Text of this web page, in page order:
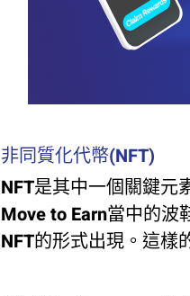
非同質化代幣(NFT)
NFT是其中一個關鍵元
Move to Earn當中的波
NFT的形式出現。這樣